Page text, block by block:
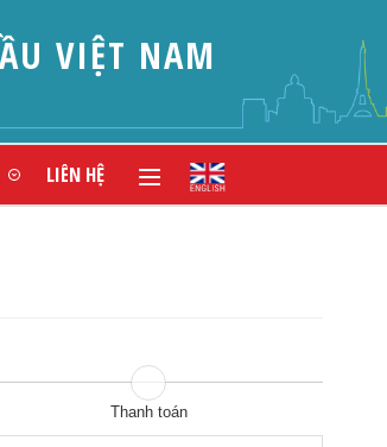
VIỆT NAM
LIÊN HỆ
Thanh toán